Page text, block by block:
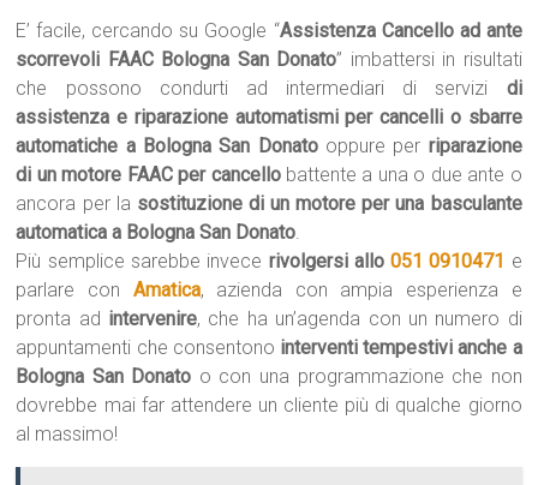
E’ facile, cercando su Google “Assistenza Cancello ad ante
scorrevoli FAAC Bologna San Donato” imbattersi in risultati
che possono condurti ad intermediari di servizi di
assistenza e riparazione automatismi per cancelli o sbarre
automatiche a Bologna San Donato oppure per riparazione
di un motore FAAC per cancellobattente a una o due ante o
ancora per la sostituzione di un motore per una basculante
automatica a Bologna San Donato.
Più semplice sarebbe invece rivolgersi allo051 0910471 e
parlare con Amatica, azienda con ampia esperienza e
pronta ad intervenire, che ha un’agenda con un numero di
appuntamenti che consentono interventi tempestivi anche a
Bologna San Donato o con una programmazione che non
dovrebbe mai far attendere un cliente più di qualche giorno
al massimo!